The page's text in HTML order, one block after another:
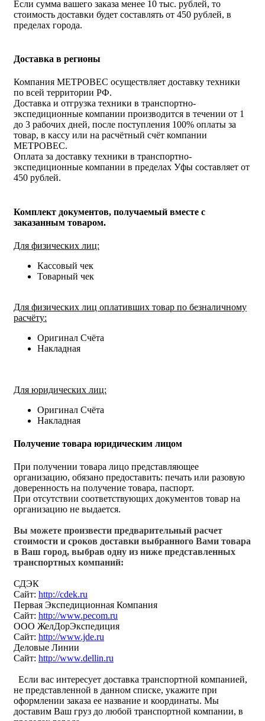
Если сумма вашего заказа менее 10 тыс. рублей, то
стоимость доставки будет составлять от 450 рублей, в
пределах города.
Доставка в регионы
Компания МЕТРОВЕС осуществляет доставку техники
по всей территории РФ.
Доставка и отгрузка техники в транспортно-
экспедиционные компании производится в течении от 1
до 3 рабочих дней, после поступления 100% оплаты за
товар, в кассу или на расчётный счёт компании
МЕТРОВЕС.
Оплата за доставку техники в транспортно-
экспедиционные компании в пределах Уфы составляет от
450 рублей.
Комплект документов, получаемый вместе с
заказанным товаром.
Для физических лиц:
Кассовый чек
Товарный чек
Для физических лиц оплативших товар по безналичному
расчёту:
Оригинал Счёта
Накладная
Для юридических лиц:
Оригинал Счёта
Накладная
Получение товара юридическим лицом
При получении товара лицо представляющее
организацию, обязано предоставить: печать или разовую
доверенность на получение товара, паспорт.
При отсутствии соответствующих документов товар на
организацию не выдается.
Вы можете произвести предварительный расчет
стоимости и сроков доставки выбранного Вами товара
в Ваш город, выбрав одну из ниже представленных
транспортных компаний:
СДЭК
Сайт: http://cdek.ru
Первая Экспедиционная Компания
Сайт: http://www.pecom.ru
ООО ЖелДорЭкспедиция
Сайт: http://www.jde.ru
Деловые Линии
Сайт: http://www.dellin.ru
Если вас интересует доставка транспортной компанией,
не представленной в данном списке, укажите при
оформлении заказа ее название и координаты. Мы
доставим Ваш груз до любой транспортной компании, в